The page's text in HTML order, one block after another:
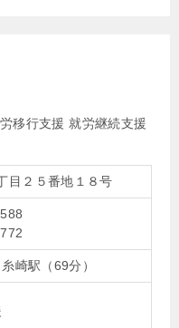
移行支援就労継続支援
目２５番地１８号
崎駅（69分）